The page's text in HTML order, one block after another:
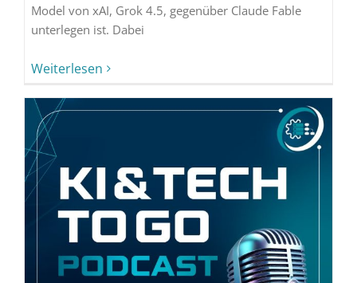
Model von xAI, Grok 4.5, gegenüber Claude Fable
unterlegen ist. Dabei
Weiterlesen